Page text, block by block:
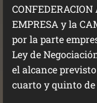
EMPRESA y la
por la parte
Ley de
el alcance
cuarto y quinto